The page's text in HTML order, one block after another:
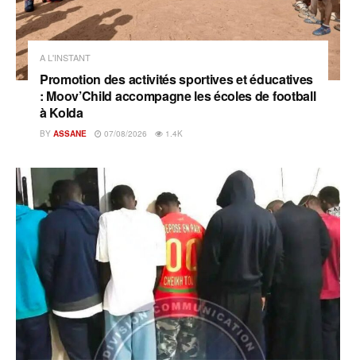
A L'INSTANT
Promotion des activités sportives et éducatives
: Moov’Child accompagne les écoles de football
à Kolda
BY ASSANE 07/08/2026 1.4K